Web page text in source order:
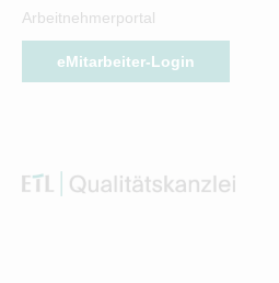
Arbeitnehmerportal
eMitarbeiter-Login